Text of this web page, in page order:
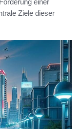
einer
Ziele dieser